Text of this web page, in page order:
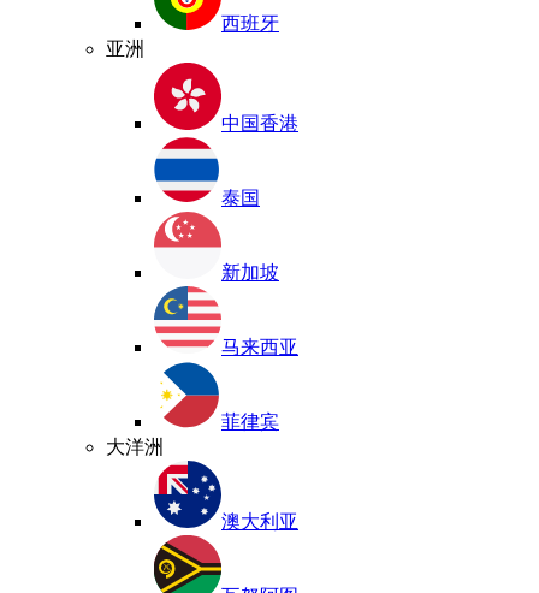
西班牙
亚洲
中国香港
泰国
新加坡
马来西亚
菲律宾
大洋洲
澳大利亚